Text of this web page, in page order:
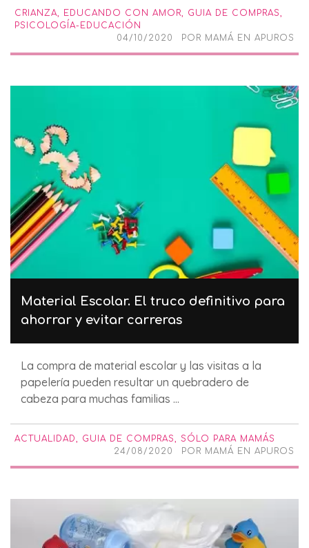
CRIANZA, EDUCANDO CON AMOR, GUIA DE COMPRAS,
PSICOLOGÍA-EDUCACIÓN
04/10/2020
POR MAMÁ EN APUROS
Material Escolar. El truco definitivo para
ahorrar y evitar carreras
La compra de material escolar y las visitas a la
papelería pueden resultar un quebradero de
cabeza para muchas familias ...
ACTUALIDAD, GUIA DE COMPRAS, SÓLO PARA MAMÁS
24/08/2020
POR MAMÁ EN APUROS